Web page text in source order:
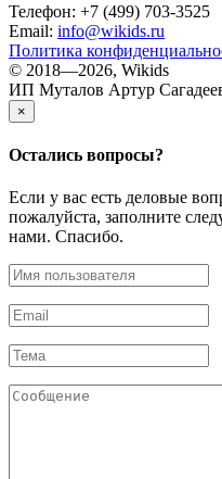
Телефон: +7 (499) 703-3525
Email: info@wikids.ru
Политика
© 2018—2026, Wikids
ИП Муталов Артур
×
Остались вопросы?
Если у вас есть деловые
пожалуйста, заполните
нами. Спасибо.